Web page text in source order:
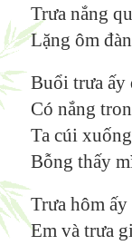
Trưa nắng
Lặng ôm
Buổi trưa ấy
Có nắng
Ta cúi
Bỗng thấy
Trưa hôm
Em và trưa